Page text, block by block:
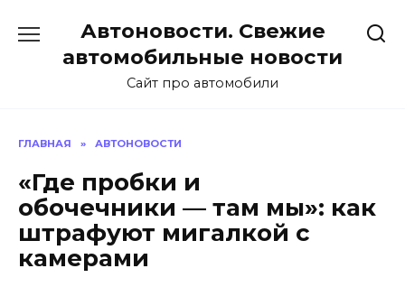
содержанию
Автоновости. Свежие
автомобильные новости
Сайт про автомобили
ГЛАВНАЯ » АВТОНОВОСТИ
«Где пробки и
обочечники — там мы»: как
штрафуют мигалкой с
камерами